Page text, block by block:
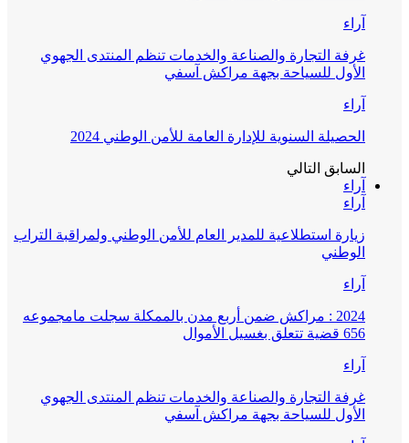
آراء
غرفة التجارة والصناعة والخدمات تنظم المنتدى الجهوي
الأول للسياحة بجهة مراكش آسفي
آراء
الحصيلة السنوية للإدارة العامة للأمن الوطني 2024
السابق التالي
آراء
آراء
زيارة استطلاعية للمدير العام للأمن الوطني ولمراقبة التراب
الوطني
آراء
2024 : مراكش ضمن أربع مدن بالممكلة سجلت مامجموعه
656 قضية تتعلق بغسيل الأموال
آراء
غرفة التجارة والصناعة والخدمات تنظم المنتدى الجهوي
الأول للسياحة بجهة مراكش آسفي